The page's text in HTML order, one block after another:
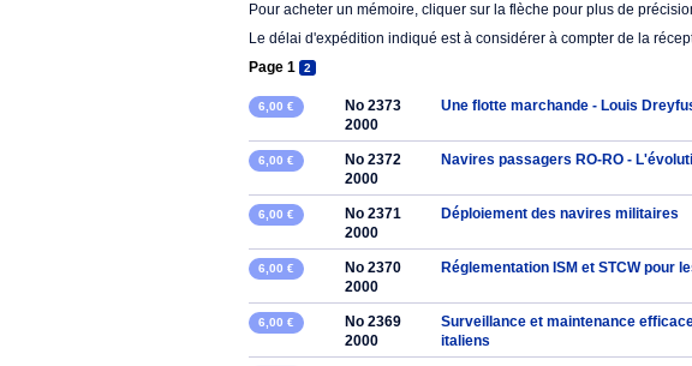
Pour acheter un mémoire, cliquer sur la flèche pour plus de
Le délai d'expédition indiqué est à considérer à compter de la
Page 1
2
6,00 €
No 2373
2000
Une flotte marchande - Louis
6,00 €
No 2372
2000
Navires passagers RO-RO -
6,00 €
No 2371
2000
Déploiement des navires militaires
6,00 €
No 2370
2000
Réglementation ISM et STCW pour
6,00 €
No 2369
2000
Surveillance et maintenance
italiens